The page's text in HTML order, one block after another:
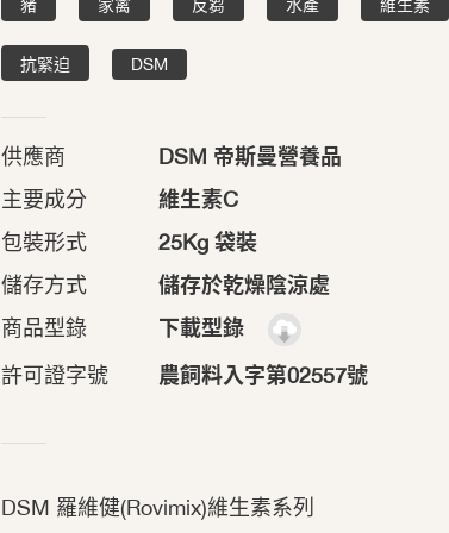
豬 家禽 反芻 水產 維生素
抗緊迫 DSM
供應商
DSM 帝斯曼營養品
主要成分
維生素C
包裝形式
25Kg 袋裝
儲存方式
儲存於乾燥陰涼處
商品型錄
下載型錄
許可證字號
農飼料入字第02557號
DSM 羅維健(Rovimix)維生素系列